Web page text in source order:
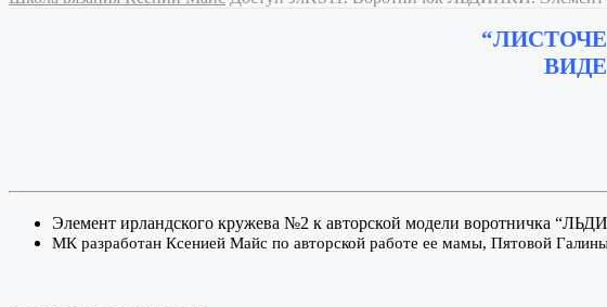
Элемент ирландского кружева №2 к авторской модели воротничка
МК разработан Ксенией Майс по авторской работе ее мамы, Пятовой